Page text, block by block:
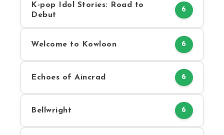
K-pop Idol Stories: Road to
Debut
6
Welcome to Kowloon 6
Echoes of Aincrad 6
Bellwright 6